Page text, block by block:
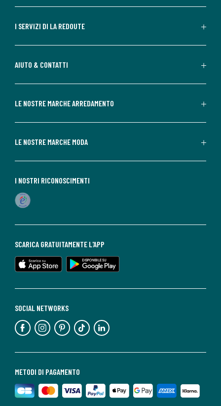
I SERVIZI DI LA REDOUTE
AIUTO & CONTATTI
LE NOSTRE MARCHE ARREDAMENTO
LE NOSTRE MARCHE MODA
METODI DI PAGAMENTO
SOCIAL NETWORKS
SCARICA GRATUITAMENTE L'APP
I NOSTRI RICONOSCIMENTI